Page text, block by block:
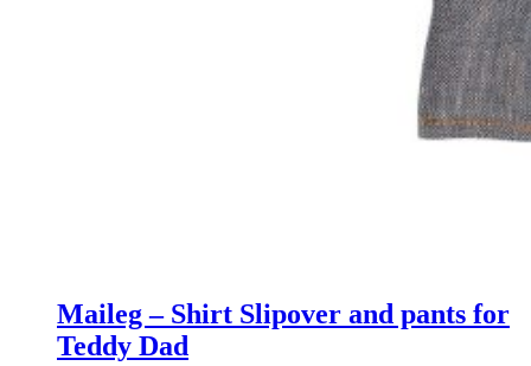
Maileg – Shirt Slipover and pants for
Teddy Dad